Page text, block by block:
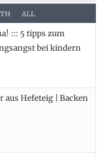
e
s
ALL
::: 5 tipps zum
bei kindern
aus Hefeteig | Backen